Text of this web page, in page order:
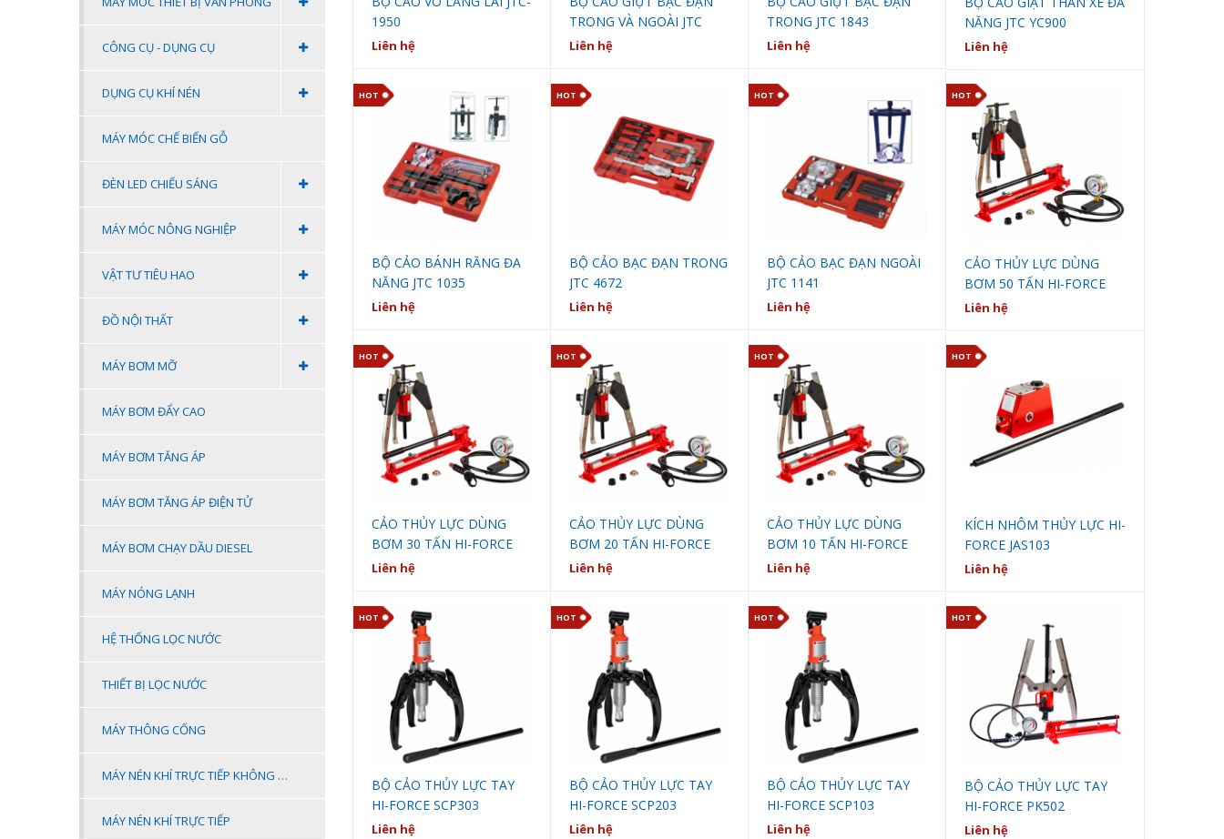
CÔNG CỤ - DỤNG CỤ
DỤNG CỤ KHÍ NÉN
MÁY MÓC CHẾ BIẾN GỖ
ĐÈN LED CHIẾU SÁNG
MÁY MÓC NÔNG NGHIỆP
VẬT TƯ TIÊU HAO
ĐỒ NỘI THẤT
MÁY BƠM MỠ
MÁY BƠM ĐẨY CAO
MÁY BƠM TĂNG ÁP
MÁY BƠM TĂNG ÁP ĐIỆN TỬ
MÁY BƠM CHẠY DẦU DIESEL
MÁY NÓNG LẠNH
HỆ THỐNG LỌC NƯỚC
THIẾT BỊ LỌC NƯỚC
MÁY THÔNG CỐNG
MÁY NÉN KHÍ TRỰC TIẾP KHÔNG DẦU
MÁY NÉN KHÍ TRỰC TIẾP
1950
Liên hệ
TRONG VÀ NGOÀI JTC
1146
Liên hệ
TRONG JTC 1843
Liên hệ
NĂNG JTC YC900
Liên hệ
BỘ CẢO BÁNH RĂNG ĐA
NĂNG JTC 1035
Liên hệ
HOT
BỘ CẢO BẠC ĐẠN TRONG
JTC 4672
Liên hệ
HOT
BỘ CẢO BẠC ĐẠN NGOÀI
JTC 1141
Liên hệ
HOT
CẢO THỦY LỰC DÙNG
BƠM 50 TẤN HI-FORCE
ACP50
Liên hệ
HOT
CẢO THỦY LỰC DÙNG
BƠM 30 TẤN HI-FORCE
ACP30
Liên hệ
HOT
CẢO THỦY LỰC DÙNG
BƠM 20 TẤN HI-FORCE
ACP20
Liên hệ
HOT
CẢO THỦY LỰC DÙNG
BƠM 10 TẤN HI-FORCE
ACP10
Liên hệ
HOT
KÍCH NHÔM THỦY LỰC HI-
FORCE JAS103
Liên hệ
HOT
BỘ CẢO THỦY LỰC TAY
HI-FORCE SCP303
Liên hệ
HOT
BỘ CẢO THỦY LỰC TAY
HI-FORCE SCP203
Liên hệ
HOT
BỘ CẢO THỦY LỰC TAY
HI-FORCE SCP103
Liên hệ
HOT
BỘ CẢO THỦY LỰC TAY
HI-FORCE PK502
Liên hệ
HOT